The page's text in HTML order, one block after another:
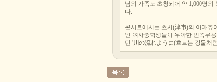
님의 가족도 초청되어 약 1,000명
다.
콘서트에서는 츠시(津市)의 아마츄
인 여자중학생들이 우아한 민속무
던 '川の流れように(흐르는 강물처